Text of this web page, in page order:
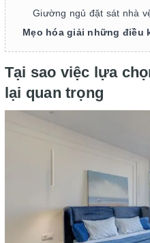
Giường ngủ đặt sát nhà
Mẹo hóa giải những điều
Tại sao việc lựa
lại quan trọng